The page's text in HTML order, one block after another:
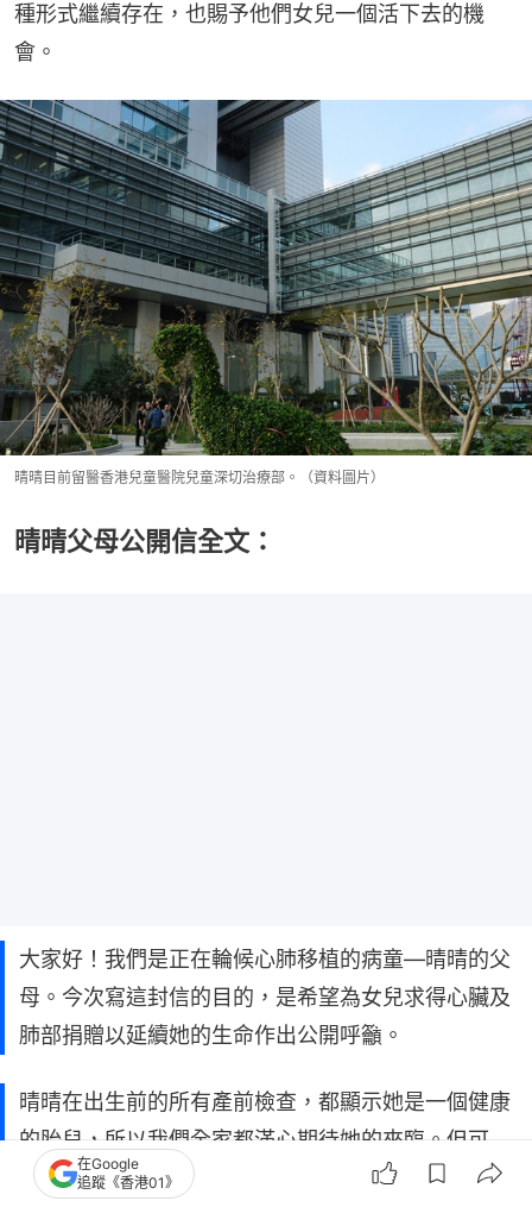
種形式繼續存在，也賜予他們女兒一個活下去的機
會。
晴晴目前留醫香港兒童醫院兒童深切治療部。（資料圖片）
晴晴父母公開信全文：
大家好！我們是正在輪候心肺移植的病童—晴晴的父
母。今次寫這封信的目的，是希望為女兒求得心臟及
肺部捐贈以延續她的生命作出公開呼籲。
晴晴在出生前的所有產前檢查，都顯示她是一個健康
的胎兒，所以我們全家都滿心期待她的來臨。但可
惜，在她出生後的 6 小時，她就被醫生懷疑心臟有問
在Google
追蹤《香港01》